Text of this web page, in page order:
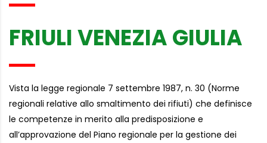
FRIULI VENEZIA GIULIA
Vista la legge regionale 7 settembre 1987, n. 30 (Norme
regionali relative allo smaltimento dei rifiuti) che definisce
le competenze in merito alla predisposizione e
all’approvazione del Piano regionale per la gestione dei